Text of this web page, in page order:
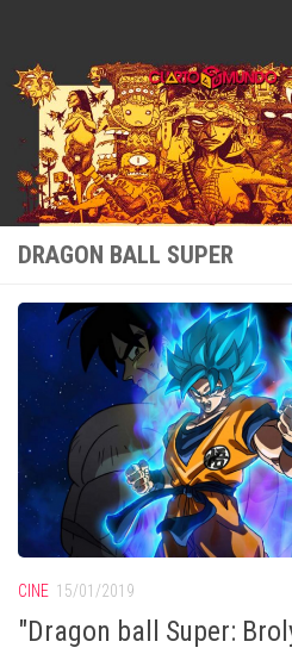
DRAGON BALL SUPER
CINE 15/01/2019
"Dragon ball Super: